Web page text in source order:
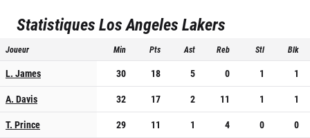
StatistiquesLos Angeles Lakers
Joueur Min Pts Ast Reb Stl Blk
L. James 30 18 5 0 1
1
A. Davis
32 17 2 11 1
1
T. Prince
29 11 1 4 0
0